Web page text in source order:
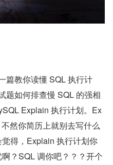
篇教你读懂 SQL 执行计
题如何排查慢 SQL 的强相
Explain 执行计划。Ex
然你简历上就别去写什么
得，Explain 执行计划你
？SQL 调你吧？？？开个